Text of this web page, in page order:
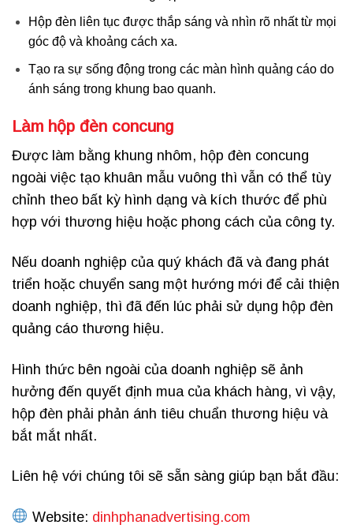
Hộp đèn liên tục được thắp sáng và nhìn rõ nhất từ ​​mọi
góc độ và khoảng cách xa.
Tạo ra sự sống động trong các màn hình quảng cáo do
ánh sáng trong khung bao quanh.
Làm hộp đèn concung
Được làm bằng khung nhôm, hộp đèn concung
ngoài việc tạo khuân mẫu vuông thì vẫn có thể tùy
chỉnh theo bất kỳ hình dạng và kích thước để phù
hợp với thương hiệu hoặc phong cách của công ty.
Nếu doanh nghiệp của quý khách đã và đang phát
triển hoặc chuyển sang một hướng mới để cải thiện
doanh nghiệp, thì đã đến lúc phải sử dụng hộp đèn
quảng cáo thương hiệu.
Hình thức bên ngoài của doanh nghiệp sẽ ảnh
hưởng đến quyết định mua của khách hàng, vì vậy,
hộp đèn phải phản ánh tiêu chuẩn thương hiệu và
bắt mắt nhất.
Liên hệ với chúng tôi sẽ sẵn sàng giúp bạn bắt đầu:
Website: dinhphanadvertising.com